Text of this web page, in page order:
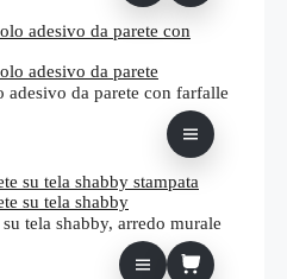
adesivo da parete con farfalle
tela shabby, arredo murale